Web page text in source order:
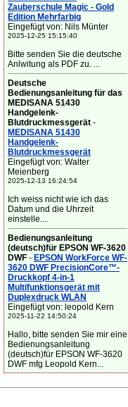
Zauberschule Magic - Gold
Edition Mehrfarbig
Eingefügt von: Nils Münter
2025-12-25 15:15:40
Bitte senden Sie die deutsche
Anlwitung als PDF zu. ...
Deutsche
Bedienungsanleitung für das
MEDISANA 51430
Handgelenk-
Blutdruckmessgerät -
MEDISANA 51430
Handgelenk-
Blutdruckmessgerät
Eingefügt von: Walter
Meienberg
2025-12-13 16:24:54
Ich weiss nicht wie ich das
Datum und die Uhrzeit
einstelle....
Bedienungsanleitung
(deutsch)für EPSON WF-3620
DWF - EPSON WorkForce WF-
3620 DWF PrecisionCore™-
Druckkopf 4-in-1
Multifunktionsgerät mit
Duplexdruck WLAN
Eingefügt von: leopold Kern
2025-11-22 14:50:24
Hallo, bitte senden Sie mir eine
Bedienungsanleitung
(deutsch)für EPSON WF-3620
DWF mfg Leopold Kern...